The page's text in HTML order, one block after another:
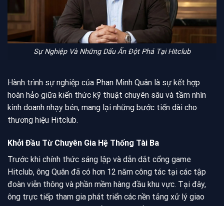
Sự Nghiệp Và Những Dấu Ấn Đột Phá Tại Hitclub
Hành trình sự nghiệp của Phan Minh Quân là sự kết hợp
hoàn hảo giữa kiến thức kỹ thuật chuyên sâu và tầm nhìn
kinh doanh nhạy bén, mang lại những bước tiến dài cho
thương hiệu Hitclub.
Khởi Đầu Từ Chuyên Gia Hệ Thống Tài Ba
Trước khi chính thức sáng lập và dẫn dắt cổng game
Hitclub, ông Quân đã có hơn 12 năm công tác tại các tập
đoàn viễn thông và phần mềm hàng đầu khu vực. Tại đây,
ông trực tiếp tham gia phát triển các nền tảng xử lý giao